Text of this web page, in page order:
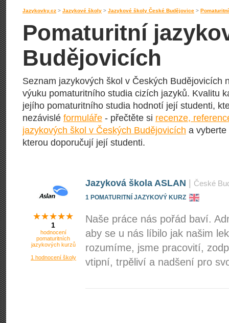
Jazykovky.cz > Jazykové školy > Jazykové školy České Budějovice >
Pomaturitní
Budějovicích
Seznam jazykových škol v Českých Budějovicích
výuku pomaturitního studia cizích jazyků. Kvalitu
jejího pomaturitního studia hodnotí její studenti,
nezávislé formuláře - přečtěte si recenze,
jazykových škol v Českých Budějovicích a vyberte
kterou doporučují její studenti.
Jazyková škola ASLAN České
1 POMATURITNÍ JAZYKOVÝ KURZ
1
hodnocení
pomaturitních
jazykových kurzů
1 hodnocení školy
Naše práce nás pořád baví.
aby se u nás líbilo jak našim
rozumíme, jsme pracovití,
vtipní, trpěliví a nadšení pro